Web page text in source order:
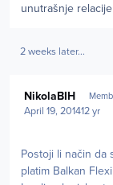
unutrašnje
2 weeks later...
NikolaBIH
April 19, 201412 yr
Postoji li način da
platim Balkan